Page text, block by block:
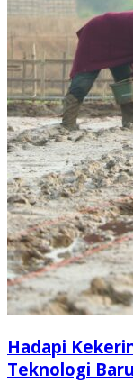
Hadapi
Teknologi